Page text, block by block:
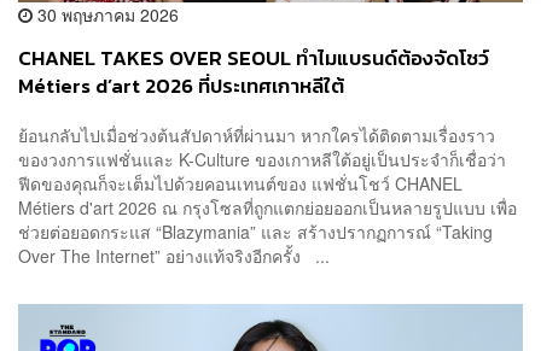
30 พฤษภาคม 2026
CHANEL TAKES OVER SEOUL ทำไมแบรนด์ต้องจัดโชว์
Métiers d’art 2026 ที่ประเทศเกาหลีใต้
ย้อนกลับไปเมื่อช่วงต้นสัปดาห์ที่ผ่านมา หากใครได้ติดตามเรื่องราว
ของวงการแฟชั่นและ K-Culture ของเกาหลีใต้อยู่เป็นประจำก็เชื่อว่า
ฟีดของคุณก็จะเต็มไปด้วยคอนเทนต์ของ แฟชั่นโชว์ CHANEL
Métiers d'art 2026 ณ กรุงโซลที่ถูกแตกย่อยออกเป็นหลายรูปแบบ เพื่อ
ช่วยต่อยอดกระแส “Blazymania” และ สร้างปรากฏการณ์ “Taking
Over The Internet” อย่างแท้จริงอีกครั้ง ...